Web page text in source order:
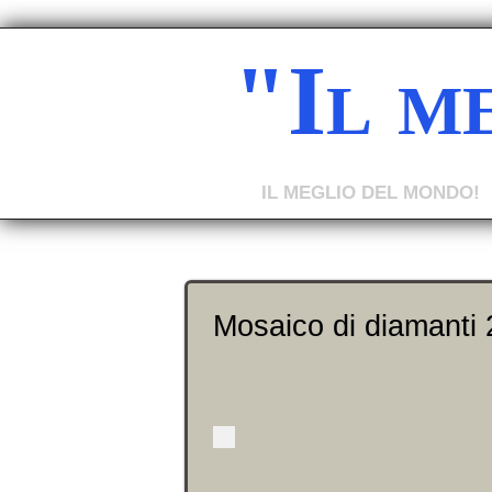
Mosaico di diamanti
"Il
IL MEGLIO DEL MONDO!